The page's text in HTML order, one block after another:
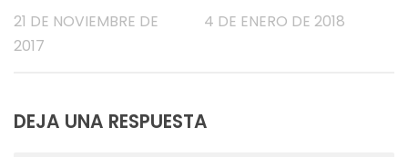
21 DE NOVIEMBRE DE
2017
4 DE ENERO DE 2018
DEJA UNA RESPUESTA